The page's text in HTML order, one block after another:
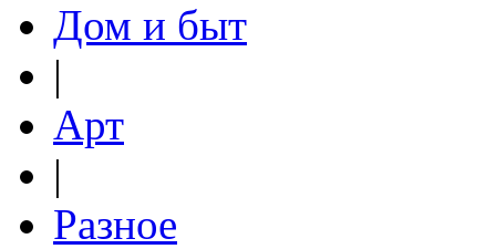
Дом и быт
|
Арт
|
Разное